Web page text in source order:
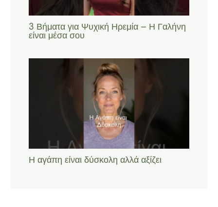
3 Βήματα για Ψυχική Ηρεμία – Η Γαλήνη
είναι μέσα σου
Η αγάπη είναι δύσκολη αλλά αξίζει